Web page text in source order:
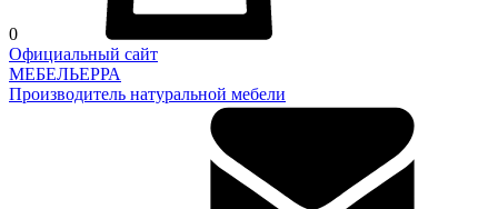
0
Официальный сайт
МЕБЕЛЬЕРРА
Производитель натуральной мебели